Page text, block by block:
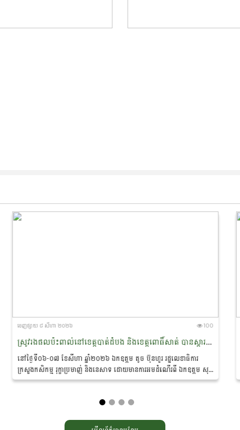
ចេញ​ផ្សាយ​ ៨ សីហា ២០២៦ 100
ស្រូវរងផលប៉ះពាល់នៅខេត្តបាត់ដំបង និងខេត្តពោធិ៍សាត់ បានស្តារឡើងវិញក្រោយពីក្រសួងស្ថាប័ន និងអាជ្ញាធរពាក់ព័ន្ធ​អន្តរាគមន៍បូមទឹកសង្គ្រោះ
នៅថ្ងៃទី០៦-០៧ ខែសីហា ឆ្នាំ២០២៦ ឯកឧត្តម តូច ប៊ុនហួរ រដ្ឋ​លេខាធិការ
ក្រសួងកសិកម្ម រុក្ខាប្រមាញ់ និងនេសាទ ដោយ​មាន​ការអមដំណើរពី ឯកឧត្តម សុខ
វិសាល ព្រមទាំងថ្នាក់ដឹកនាំ...